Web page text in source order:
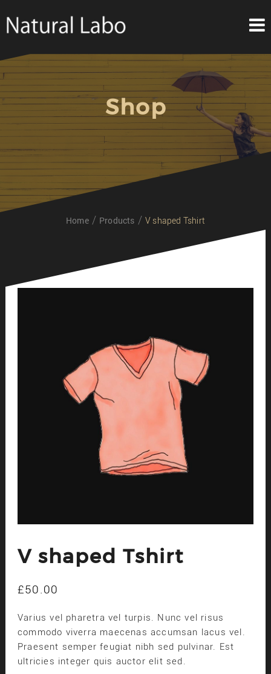
to
content
Shop
Home Products V shaped Tshirt
V shaped Tshirt
£50.00
Varius vel pharetra vel turpis. Nunc vel risus
commodo viverra maecenas accumsan lacus vel.
Praesent semper feugiat nibh sed pulvinar. Est
ultricies integer quis auctor elit sed.